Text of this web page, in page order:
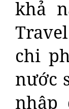
khả
chi
nước
nhập